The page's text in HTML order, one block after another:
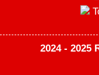
2024 - 2025